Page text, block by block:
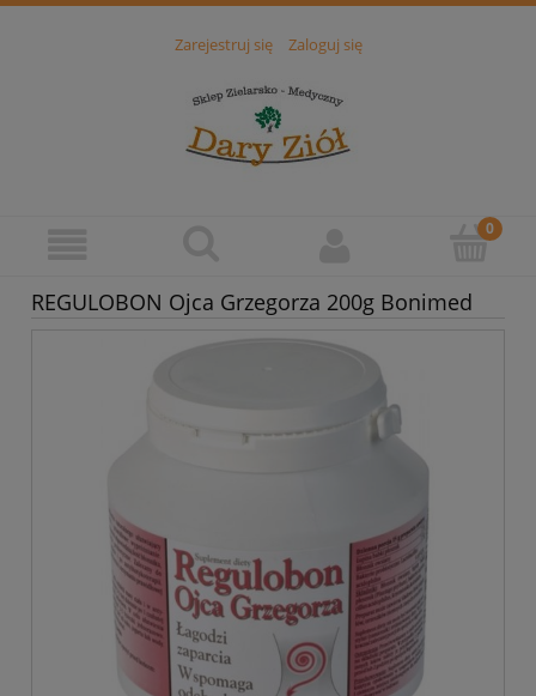
Zarejestruj się Zaloguj się
REGULOBON Ojca Grzegorza 200g Bonimed